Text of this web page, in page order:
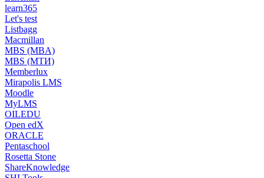
learn365
Let's test
Listbagg
Macmillan
MBS (MBA)
MBS (МТИ)
Memberlux
Mirapolis LMS
Moodle
MyLMS
OILEDU
Open edX
ORACLE
Pentaschool
Rosetta Stone
ShareKnowledge